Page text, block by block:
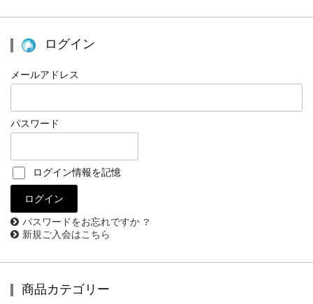
ログイン
メールアドレス
パスワード
ログイン情報を記憶
パスワードをお忘れですか ?
新規ご入会はこちら
商品カテゴリー